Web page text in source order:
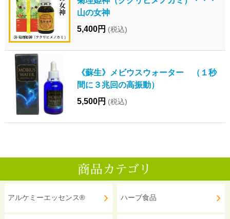
山の女神
5,400円 (税込)
《蘇生》メビウスウォーター （１秒
間に３兆回の高振動）
5,500円 (税込)
アルケミーエッセンス® ハーブ食品